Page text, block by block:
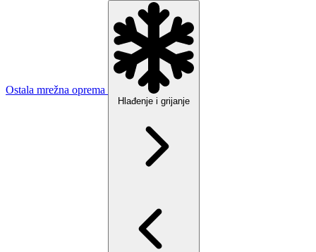
Ostala mrežna oprema
Hlađenje i grijanje